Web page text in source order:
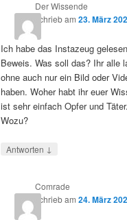
Der Wissende
schriebam23. März
Ich habe das Instazeug
Beweis. Was soll das? Ihr alle
ohne auch nur ein Bild oder
haben. Woher habt ihr euer
ist sehr einfach Opfer und
Wozu?
Antworten ↓
Comrade
schriebam24. März